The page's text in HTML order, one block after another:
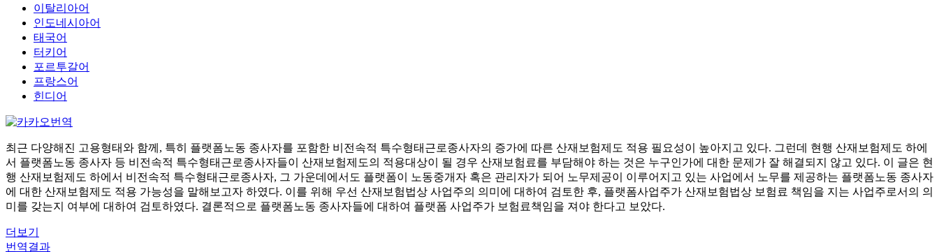
이탈리아어
인도네시아어
태국어
터키어
포르투갈어
프랑스어
힌디어
최근 다양해진 고용형태와 함께, 특히 플랫폼노동 종사자를 포함한 비전속적 특수형태근로종사자의 증가에 따른 산재보험제도 적용 필요성이 높아지고 있다. 그런데 현행 산재보험제도 하에
서 플랫폼노동 종사자 등 비전속적 특수형태근로종사자들이 산재보험제도의 적용대상이 될 경우 산재보험료를 부담해야 하는 것은 누구인가에 대한 문제가 잘 해결되지 않고 있다. 이 글은 현
행 산재보험제도 하에서 비전속적 특수형태근로종사자, 그 가운데에서도 플랫폼이 노동중개자 혹은 관리자가 되어 노무제공이 이루어지고 있는 사업에서 노무를 제공하는 플랫폼노동 종사자
에 대한 산재보험제도 적용 가능성을 말해보고자 하였다. 이를 위해 우선 산재보험법상 사업주의 의미에 대하여 검토한 후, 플랫폼사업주가 산재보험법상 보험료 책임을 지는 사업주로서의 의
미를 갖는지 여부에 대하여 검토하였다. 결론적으로 플랫폼노동 종사자들에 대하여 플랫폼 사업주가 보험료책임을 져야 한다고 보았다.
더보기
번역결과